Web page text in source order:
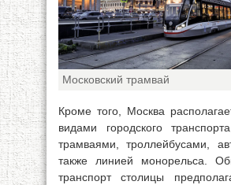
Московский трамвай
Кроме того, Москва
видами городского
трамваями, троллейбусами,
также линией монорельса.
транспорт столицы